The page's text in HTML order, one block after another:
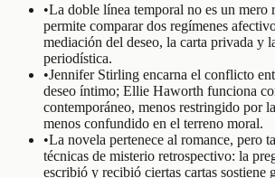
•La doble línea temporal no es un mero
permite comparar dos regímenes
mediación del deseo, la carta privada y
periodística.
•Jennifer Stirling encarna el conflicto
deseo íntimo; Ellie Haworth funciona
contemporáneo, menos restringido por
menos confundido en el terreno moral.
•La novela pertenece al romance, pero
técnicas de misterio retrospectivo: la
escribió y recibió ciertas cartas sostiene